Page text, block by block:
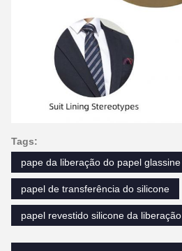
Tags:
pape da liberação do papel glassine
papel de transferência do silicone
papel revestido silicone da liberação